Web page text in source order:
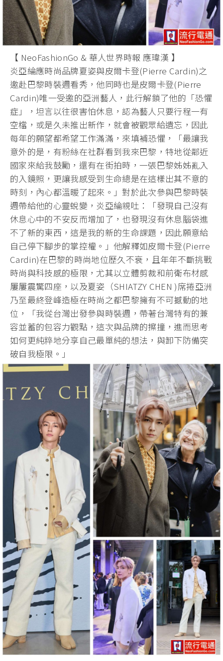
【 NeoFashionGo & 華人世界時報 應瑋漢 】
炎亞綸應時尚品牌夏姿與皮爾卡登(Pierre Cardin)之
邀赴巴黎時裝週看秀，他同時也是皮爾卡登(Pierre
Cardin)唯一受邀的亞洲藝人，此行解鎖了他的「恐懼
症」，坦言以往很害怕休息，認為藝人只要行程一有
空檔，或是久未推出新作，就會被觀眾給遺忘，因此
每年的願望都希望工作滿滿，來填補恐懼，「最讓我
意外的是，有粉絲在社群看到我來巴黎，特地從鄰近
國家來給我鼓勵，還有在街拍時，一張巴黎姊姊亂入
的入鏡照，更讓我感受到生命總是在這樣出其不意的
時刻，內心都溫暖了起來。」對於此次參與巴黎時裝
週帶給他的心靈蛻變，炎亞綸親吐：「發現自己沒有
休息心中的不安反而增加了，也發現沒有休息腦袋進
不了新的東西，這是我的新的生命課題，因此願意給
自己停下腳步的掌控權。」他解釋如皮爾卡登(Pierre
Cardin)在巴黎的時尚地位歷久不衰，且年年不斷挑戰
時尚與科技感的極限，尤其以立體剪裁和前衛布材感
屢屢震驚四座，以及夏姿（SHIATZY CHEN )席捲亞洲
乃至最終登峰造極在時尚之都巴黎擁有不可撼動的地
位，「我從台灣出發參與時裝週，帶著台灣特有的兼
容並蓄的包容力觀點，這次與品牌的擦撞，進而思考
如何更純粹地分享自己最單純的想法，與卸下防備突
破自我極限。」